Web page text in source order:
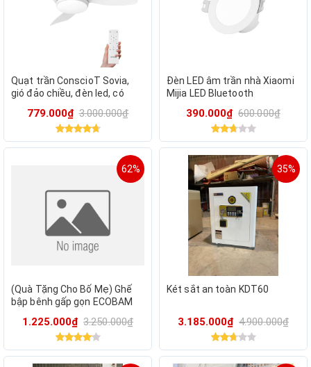
Quạt trần ConscioT Sovia,
gió đảo chiều, đèn led, có
779.000₫ 3.000.000₫
Đèn LED âm trần nhà Xiaomi
Mijia LED Bluetooth
MJTS01YL
390.000₫ 600.000₫
62%
(Quà Tặng Cho Bố Mẹ) Ghế
bập bênh gấp gọn ECOBAM
tự nhiên gấp gọn
1.225.000₫ 3.250.000₫
35%
Két sắt an toàn KDT60
3.185.000₫ 4.900.000₫